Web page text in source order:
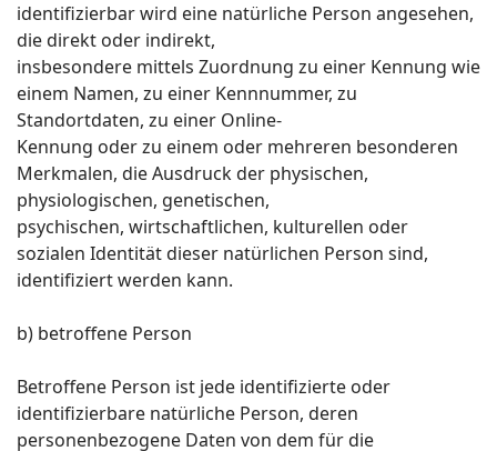
identifizierbar wird eine natürliche Person angesehen,
die direkt oder indirekt,
insbesondere mittels Zuordnung zu einer Kennung wie
einem Namen, zu einer Kennnummer, zu
Standortdaten, zu einer Online-
Kennung oder zu einem oder mehreren besonderen
Merkmalen, die Ausdruck der physischen,
physiologischen, genetischen,
psychischen, wirtschaftlichen, kulturellen oder
sozialen Identität dieser natürlichen Person sind,
identifiziert werden kann.
b) betroffene Person
Betroffene Person ist jede identifizierte oder
identifizierbare natürliche Person, deren
personenbezogene Daten von dem für die